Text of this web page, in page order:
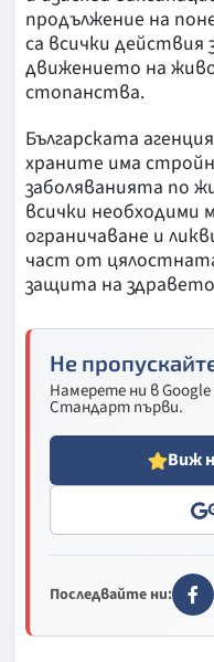
продължение на
са всички действия
движението на
стопанства.
Българската
храните има
заболяванията по
всички необходими
ограничаване и
част от
защита на
Не
Намерете ни в
Стандарт първи.
Виж
Последвайте ни: